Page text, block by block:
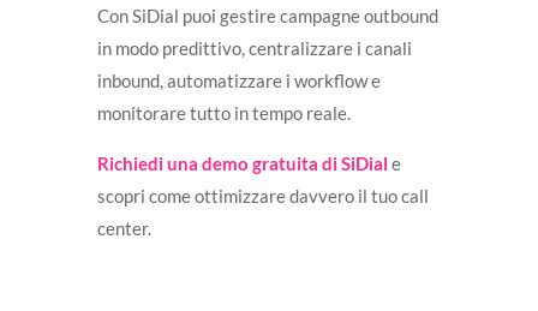
Con SiDial puoi gestire campagne outbound
in modo predittivo, centralizzare i canali
inbound, automatizzare i workflow e
monitorare tutto in tempo reale.
Richiedi una demo gratuita di SiDial e
scopri come ottimizzare davvero il tuo call
center.